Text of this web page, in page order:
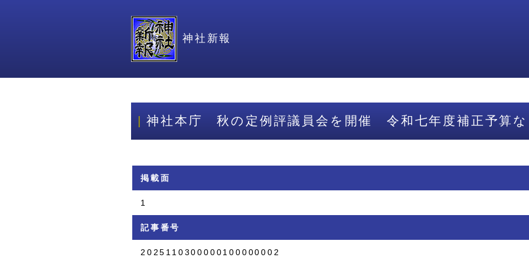
神社新報
神社本庁 秋の定例評議員会を開催 令和七年度補正予算
掲載面
1
記事番号
2025110300000100000002